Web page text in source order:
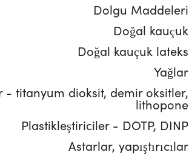
Dolgu Maddeleri
Doğal kauçuk
Doğal kauçuk lateks
Yağlar
- titanyum dioksit, demir oksitler,
lithopone
Plastikleştiriciler - DOTP, DINP
Astarlar, yapıştırıcılar